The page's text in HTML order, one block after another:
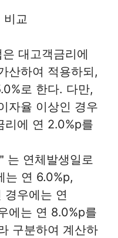
교
대고객금리에
산하여 적용하되,
로 한다. 다만,
자율 이상인 경우
리에 연 2.0%p를
는 연체발생일로
는 연 6.0%p,
경우에는 연
에는 연 8.0%p를
구분하여 계산하